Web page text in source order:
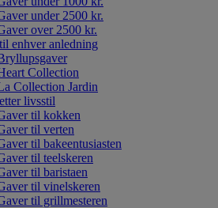
under 2500 kr.
over 2500 kr.
enhver anledning
Collection
Collection Jardin
livsstil
til kokken
til verten
til bakeentusiasten
til teelskeren
til baristaen
til vinelskeren
til grillmesteren